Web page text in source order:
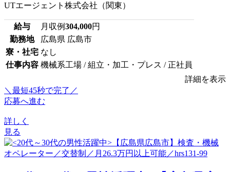
UTエージェント株式会社（関東）
給与 月収例304,000円
勤務地
広島県 広島市
寮・社宅 なし
仕事内容 機械系工場 / 組立・加工・プレス / 正社員
詳細を表示
＼最短45秒で完了／
応募へ進む
詳しく
見る